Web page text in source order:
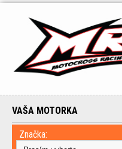
VAŠA MOTORKA
Značka: